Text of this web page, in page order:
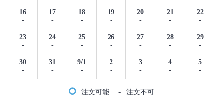
16
-
17
-
18
-
19
-
20
-
21
-
22
-
23
-
24
-
25
-
26
-
27
-
28
-
29
-
30
-
31
-
9/1
-
2
-
3
-
4
-
5
-
注文可能 - 注文不可